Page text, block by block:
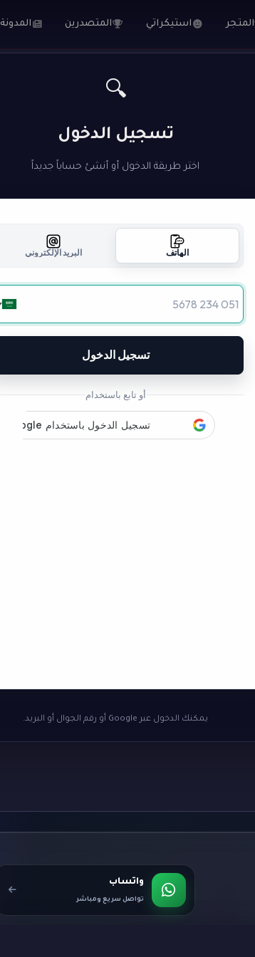
المتجر استيكراتي المتصدرين المدونة
🔍
تسجيل الدخول
اختر طريقة الدخول أو أنشئ حساباً جديداً
الهاتف البريد الإلكتروني
تسجيل الدخول
أو تابع باستخدام
يمكنك الدخول عبر Google أو رقم الجوال أو البريد.
واتساب
تواصل سريع ومباشر